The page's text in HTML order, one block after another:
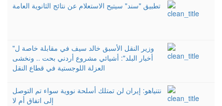
تطبيق "سند" سيتيح الاستعلام عن نتائج الثانوية العامة
وزير النقل الأسبق خالد سيف في مقابلة خاصة ل"
أخبار البلد": أشيائي مشروع أردني بحت .. ونخشى
العزلة اللوجستية في قطاع النقل
نتنياهو: إيران لن تمتلك أسلحة نووية سواء تم التوصل
إلى اتفاق أم لا